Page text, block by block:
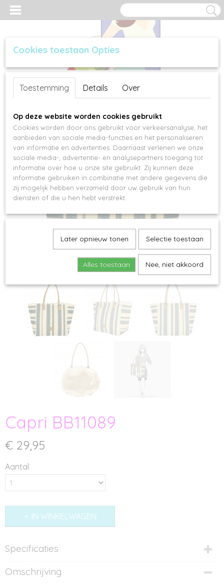
Inloggen Registreren
Capri BB11089
€ 29,95
Aantal
IN WINKELWAGEN
Specificaties
Productcode
BBB11089
Omschrijving
Cookies toestaan Opties
Toestemming Details Over
Op deze website worden cookies gebruikt
Cookies worden door ons gebruikt voor verkeersanalyse, het
aanbieden van sociale media-functies en het personaliseren
van informatie en advertenties. Daarnaast verlenen we onze
sociale media-, advertentie- en analysepartners toegang tot
informatie over hoe u onze site gebruikt. Zij kunnen deze
informatie gebruiken in combinatie met andere gegevens die
zij mogelijk hebben verzameld door uw gebruik van hun
diensten of die u hen hebt verstrekt.
Later opnieuw tonen Selectie toestaan
Alles toestaan Nee, niet akkoord